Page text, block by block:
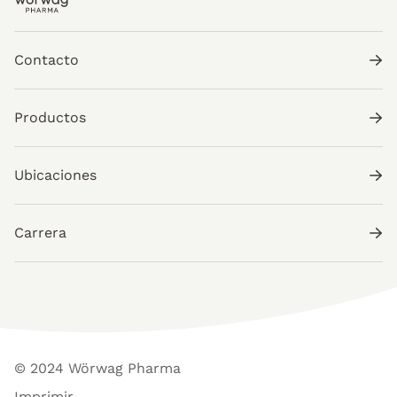
Contacto
Productos
Ubicaciones
Carrera
© 2024 Wörwag Pharma